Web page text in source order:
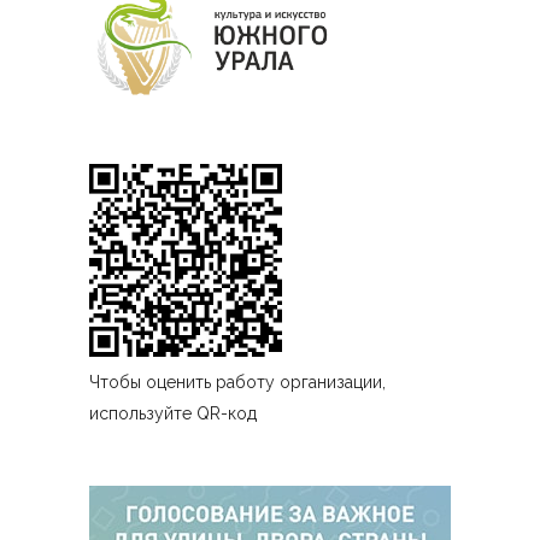
Чтобы оценить работу организации,
используйте QR-код